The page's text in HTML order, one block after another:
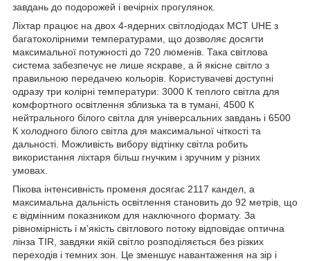
завдань до подорожей і вечірніх прогулянок.
Ліхтар працює на двох 4-ядерних світлодіодах MCT UHE з
багатоколірними температурами, що дозволяє досягти
максимальної потужності до 720 люменів. Така світлова
система забезпечує не лише яскраве, а й якісне світло з
правильною передачею кольорів. Користувачеві доступні
одразу три колірні температури: 3000 К теплого світла для
комфортного освітлення зблизька та в тумані, 4500 К
нейтрального білого світла для універсальних завдань і 6500
К холодного білого світла для максимальної чіткості та
дальності. Можливість вибору відтінку світла робить
використання ліхтаря більш гнучким і зручним у різних
умовах.
Пікова інтенсивність променя досягає 2117 кандел, а
максимальна дальність освітлення становить до 92 метрів, що
є відмінним показником для наключного формату. За
рівномірність і м’якість світлового потоку відповідає оптична
лінза TIR, завдяки якій світло розподіляється без різких
переходів і темних зон. Це зменшує навантаження на зір і